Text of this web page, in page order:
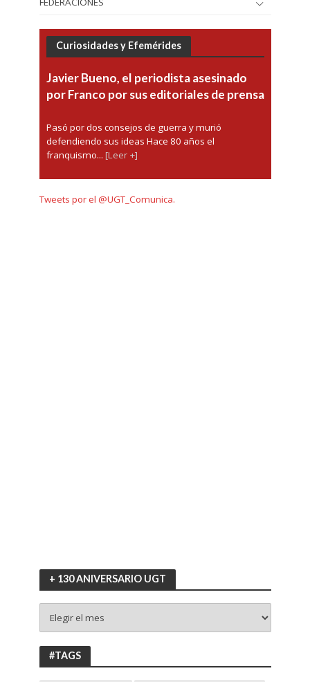
Curiosidades y Efemérides
Javier Bueno, el periodista asesinado
por Franco por sus editoriales de prensa
Pasó por dos consejos de guerra y murió
defendiendo sus ideas Hace 80 años el
franquismo... [Leer +]
Tweets por el @UGT_Comunica.
+ 130 ANIVERSARIO UGT
130
ANIVERSARIO
UGT
#TAGS